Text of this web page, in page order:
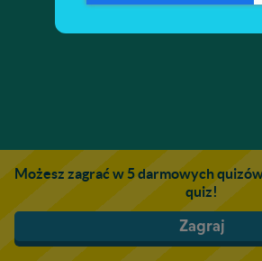
Możesz zagrać w 5 darmowych
quiz!
Zagraj